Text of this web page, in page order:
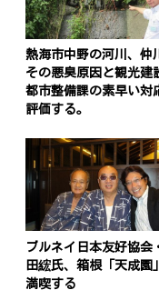
熱海市中野の河川、仲
その悪臭原因と観光建
都市整備課の素早い対
評価する。
ブルネイ日本友好協会
田綋氏、箱根「天成園
満喫する